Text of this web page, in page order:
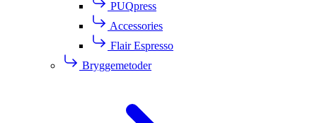
PUQpress
Accessories
Flair Espresso
Bryggemetoder